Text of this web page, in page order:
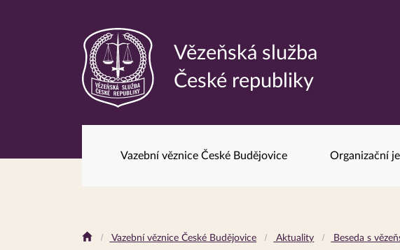
Odkaz
na
Vězeňská služba
České republiky
Vazební věznice České Budějovice Organizační
Drobečková
Vazební věznice České Budějovice Aktuality Beseda s